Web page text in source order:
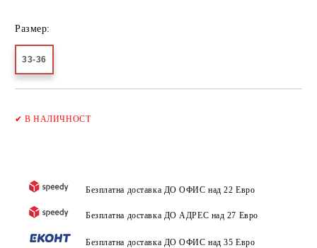
Размер:
33-36
✔В НАЛИЧНОСТ
Безплатна доставка ДО ОФИС над 22 Евро
Безплатна доставка ДО АДРЕС над 27 Евро
Безплатна доставка ДО ОФИС над 35 Евро